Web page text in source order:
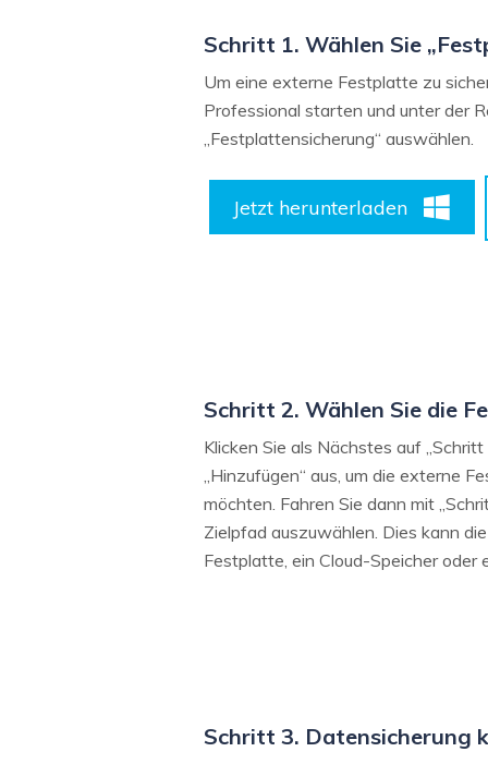
Schritt 1. Wählen Sie
Um eine externe Festplatte zu
Professional starten und unter der
„Festplattensicherung“ auswählen.
Jetzt herunterladen
Schritt 2. Wählen Sie die
Klicken Sie als Nächstes auf
„Hinzufügen“ aus, um die externe
möchten. Fahren Sie dann mit
Zielpfad auszuwählen. Dies kann
Festplatte, ein Cloud-Speicher oder
Schritt 3. Datensicherung